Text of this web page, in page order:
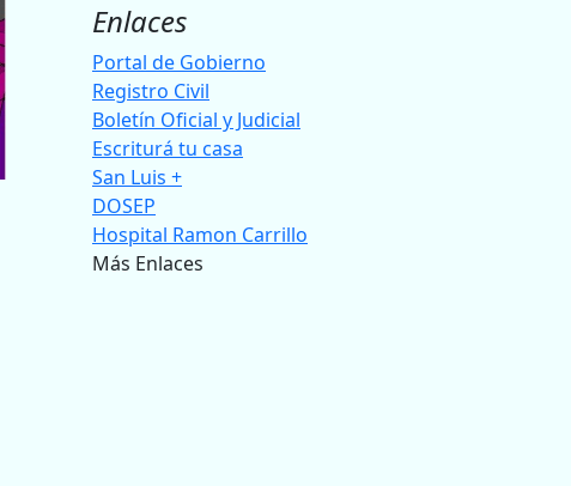
Enlaces
Portal de Gobierno
Registro Civil
Boletín Oficial y Judicial
Escriturá tu casa
San Luis +
DOSEP
Hospital Ramon Carrillo
Más Enlaces